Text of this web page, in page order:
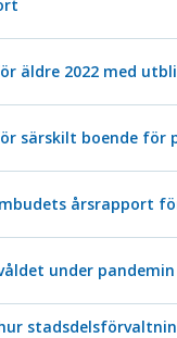
äldre 2022 med
särskilt boende för
årsrapport
under pandemin